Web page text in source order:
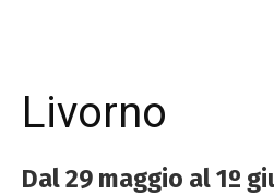
Livorno
Dal 29 maggio al 1º